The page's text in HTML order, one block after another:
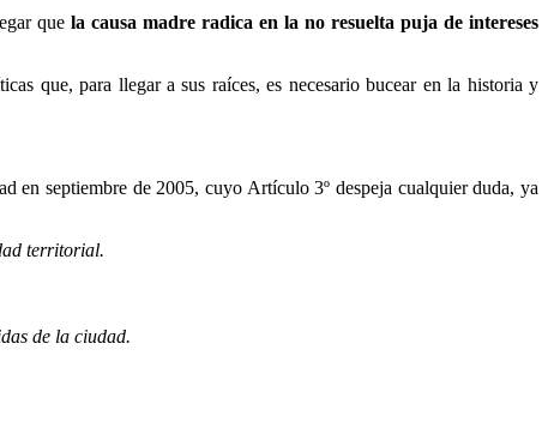
que la causa madre radica en la no resuelta puja de intereses
que, para llegar a sus raíces, es necesario bucear en la historia y
en septiembre de 2005, cuyo Artículo 3º despeja cualquier duda, ya
territorial.
de la ciudad.